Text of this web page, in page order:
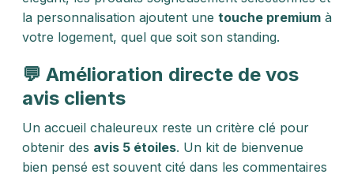
la personnalisation ajoutent une touche premium à
votre logement, quel que soit son standing.
💬 Amélioration directe de vos
avis clients
Un accueil chaleureux reste un critère clé pour
obtenir des avis 5 étoiles. Un kit de bienvenue
bien pensé est souvent cité dans les commentaires